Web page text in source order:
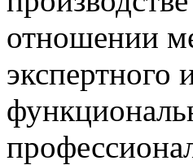
отношении
экспертного